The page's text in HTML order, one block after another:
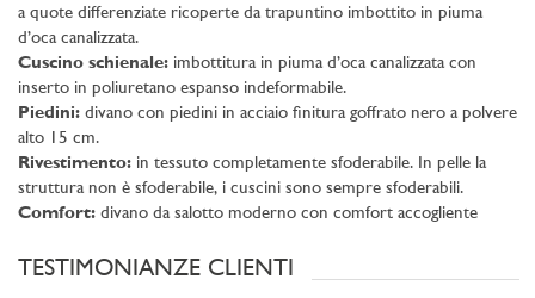
a quote differenziate ricoperte da trapuntino imbottito in piuma
d’oca canalizzata.
Cuscino schienale: imbottitura in piuma d’oca canalizzata con
inserto in poliuretano espanso indeformabile.
Piedini: divano con piedini in acciaio finitura goffrato nero a polvere
alto 15 cm.
Rivestimento: in tessuto completamente sfoderabile. In pelle la
struttura non è sfoderabile, i cuscini sono sempre sfoderabili.
Comfort: divano da salotto moderno con comfort accogliente
TESTIMONIANZE CLIENTI